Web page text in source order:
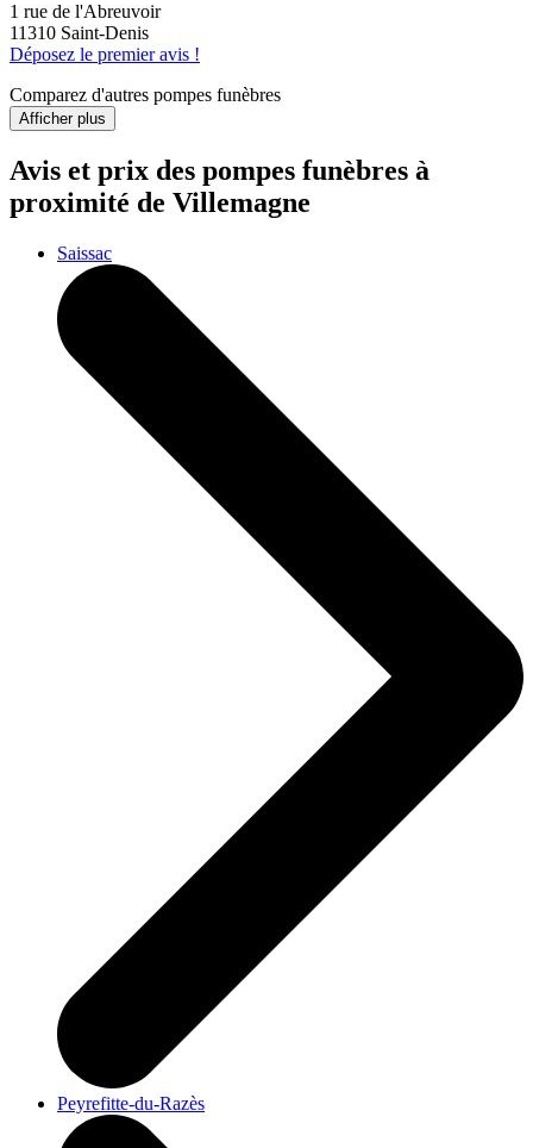
1 rue de l'Abreuvoir
11310 Saint-Denis
Déposez le premier avis !
Comparez d'autres pompes funèbres
Afficher plus
Avis et prix des pompes funèbres à
proximité de Villemagne
Saissac
Peyrefitte-du-Razès